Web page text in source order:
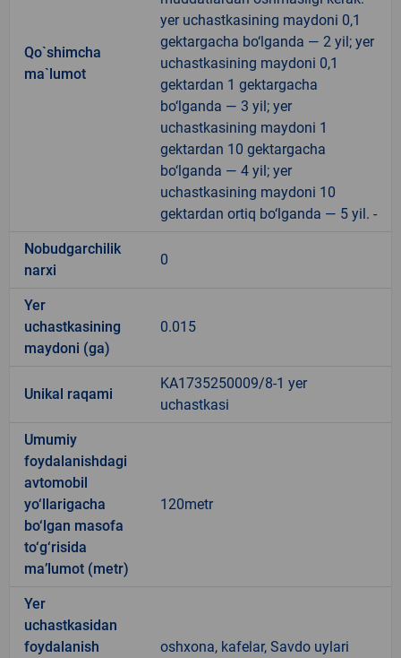
Qo`shimcha
ma`lumot
yer uchastkasining maydoni 0,1
gektargacha bo‘lganda — 2 yil; yer
uchastkasining maydoni 0,1
gektardan 1 gektargacha
bo‘lganda — 3 yil; yer
uchastkasining maydoni 1
gektardan 10 gektargacha
bo‘lganda — 4 yil; yer
uchastkasining maydoni 10
gektardan ortiq bo‘lganda — 5 yil. -
Nobudgarchilik
narxi
0
Yer
uchastkasining
maydoni (ga)
0.015
Unikal raqami
KA1735250009/8-1 yer
uchastkasi
Umumiy
foydalanishdagi
avtomobil
yo‘llarigacha
bo‘lgan masofa
to‘g‘risida
ma’lumot (metr)
120metr
Yer
uchastkasidan
foydalanish
oshxona, kafelar, Savdo uylari